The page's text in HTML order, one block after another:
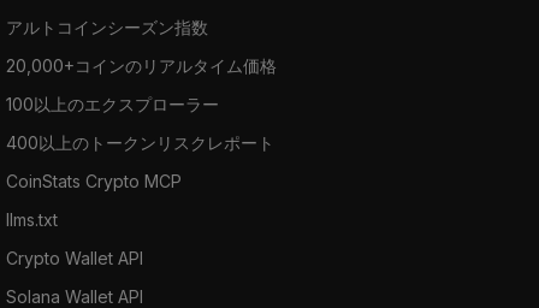
アルトコインシーズン指数
20,000+コインのリアルタイム価格
100以上のエクスプローラー
400以上のトークンリスクレポート
CoinStats Crypto MCP
llms.txt
Crypto Wallet API
Solana Wallet API